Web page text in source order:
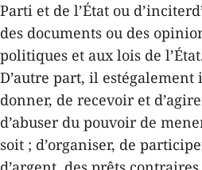
Parti et de l’État ou
des documents ou des
politiques et aux lois de
D’autre part, il
donner, de recevoir et
d’abuser du pouvoir de
soit ; d’organiser, de